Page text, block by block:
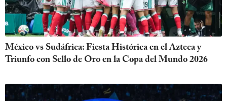
México vs Sudáfrica: Fiesta Histórica en el Azteca y
Triunfo con Sello de Oro en la Copa del Mundo 2026